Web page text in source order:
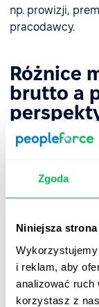
Zgoda
Niniejsza
i reklam, aby
analizować ruch
korzystasz z
np. prowizji,
pracodawcy.
Różnice
brutto a
Dochód brutto i
Przychód
to
obejmująca
Dochód
wynikającej z